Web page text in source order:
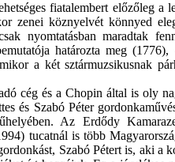
fiatalembert előzőleg
zenei köznyelvét könnyed
nyomtatásban maradtak
határozta meg
a két sztármuzsikusnak
cég és a Chopin által is oly
és Szabó Péter
Az Erdődy
tucatnál is több
Szabó Pétert is, aki a